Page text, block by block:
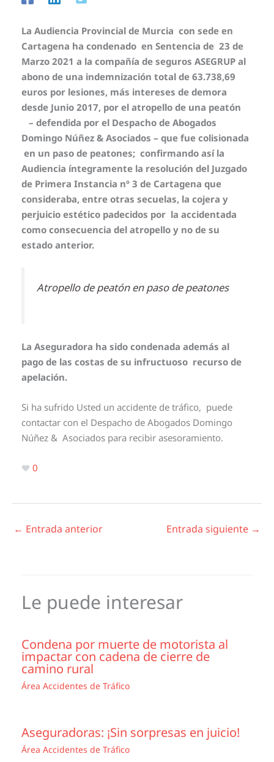
La Audiencia Provincial de Murcia con sede en
Cartagena ha condenado en Sentencia de 23 de
Marzo 2021 a la compañía de seguros ASEGRUP al
abono de una indemnización total de 63.738,69
euros por lesiones, más intereses de demora
desde Junio 2017, por el atropello de una peatón
– defendida por el Despacho de Abogados
Domingo Núñez & Asociados – que fue colisionada
en un paso de peatones; confirmando así la
Audiencia íntegramente la resolución del Juzgado
de Primera Instancia nº 3 de Cartagena que
consideraba, entre otras secuelas, la cojera y
perjuicio estético padecidos por la accidentada
como consecuencia del atropello y no de su
estado anterior.
Atropello de peatón en paso de peatones
La Aseguradora ha sido condenada además al
pago de las costas de su infructuoso recurso de
apelación.
Si ha sufrido Usted un accidente de tráfico, puede
contactar con el Despacho de Abogados Domingo
Núñez & Asociados para recibir asesoramiento.
0
← Entrada anterior Entrada siguiente →
Le puede interesar
Condena por muerte de motorista al
impactar con cadena de cierre de
camino rural
Área Accidentes de Tráfico
Aseguradoras: ¡Sin sorpresas en juicio!
Área Accidentes de Tráfico